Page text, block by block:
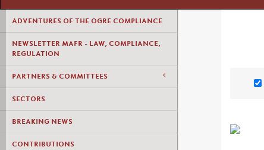
ADVENTURES OF THE OGRE COMPLIANCE
NEWSLETTER MAFR - LAW, COMPLIANCE,
REGULATION
PARTNERS & COMMITTEES
SECTORS
BREAKING NEWS
CONTRIBUTIONS